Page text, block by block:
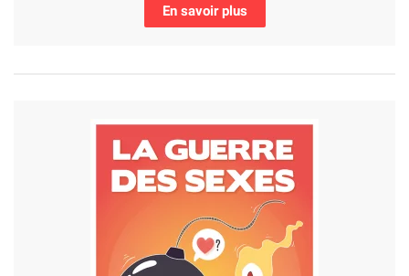
En savoir plus